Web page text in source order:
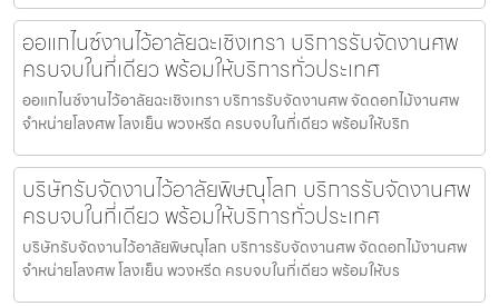
ออแกไนซ์งานไว้อาลัยฉะเชิงเทรา บริการรับจัดงานศพ
ครบจบในที่เดียว พร้อมให้บริการทั่วประเทศ
ออแกไนซ์งานไว้อาลัยฉะเชิงเทรา บริการรับจัดงานศพ จัดดอกไม้งานศพ
จำหน่ายโลงศพ โลงเย็น พวงหรีด ครบจบในที่เดียว พร้อมให้บริก
บริษัทรับจัดงานไว้อาลัยพิษณุโลก บริการรับจัดงานศพ
ครบจบในที่เดียว พร้อมให้บริการทั่วประเทศ
บริษัทรับจัดงานไว้อาลัยพิษณุโลก บริการรับจัดงานศพ จัดดอกไม้งานศพ
จำหน่ายโลงศพ โลงเย็น พวงหรีด ครบจบในที่เดียว พร้อมให้บร